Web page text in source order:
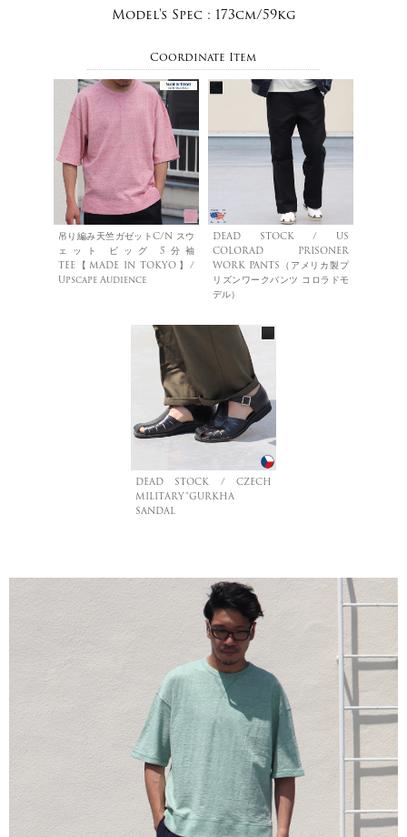
Model's Spec : 173cm/59kg
Coordinate Item
吊り編み天竺ガゼットC/N スウ
ェット ビッグ 5分袖
TEE【MADE IN TOKYO】/
Upscape Audience
DEAD STOCK / US
COLORAD PRISONER
WORK PANTS（アメリカ製プ
リズンワークパンツ コロラドモ
デル）
DEAD STOCK / CZECH
MILITARY”GURKHA
SANDAL